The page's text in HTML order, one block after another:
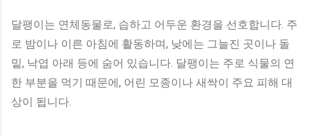
달팽이는 연체동물로, 습하고 어두운 환경을 선호합니다. 주
로 밤이나 이른 아침에 활동하며, 낮에는 그늘진 곳이나 돌
밑, 낙엽 아래 등에 숨어 있습니다. 달팽이는 주로 식물의 연
한 부분을 먹기 때문에, 어린 모종이나 새싹이 주요 피해 대
상이 됩니다.